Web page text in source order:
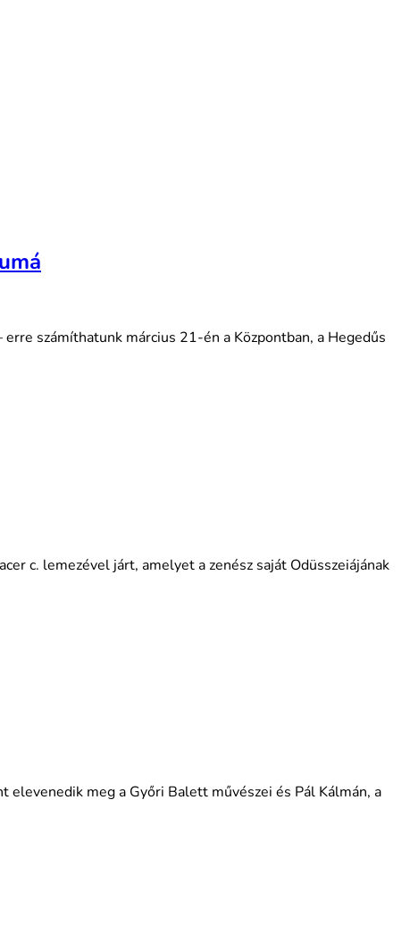
számíthatunk március 21-én a Központban, a Hegedűs
c. lemezével járt, amelyet a zenész saját Odüsszeiájának
meg a Győri Balett művészei és Pál Kálmán, a